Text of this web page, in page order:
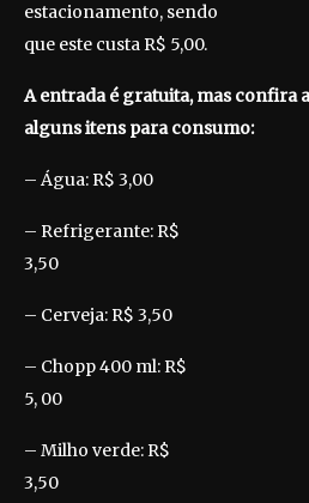
estacionamento, sendo
que este custa R$ 5,00.
A entrada é gratuita, mas confira
alguns itens para consumo:
– Água: R$ 3,00
– Refrigerante: R$
3,50
– Cerveja: R$ 3,50
– Chopp 400 ml: R$
5, 00
– Milho verde: R$
3,50